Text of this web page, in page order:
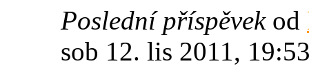
Poslední příspěvek od
sob 12. lis 2011,